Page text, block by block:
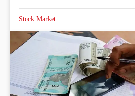
Stock Market